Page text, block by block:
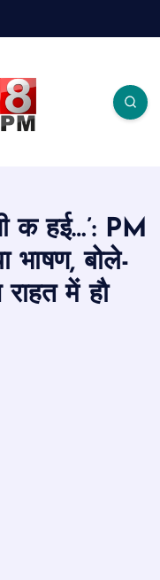
क हई…’: PM
भाषण, बोले-
में हाै